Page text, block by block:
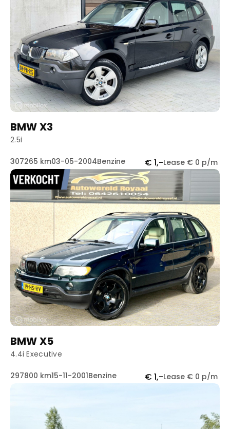
BMW X3
2.5i
307265 km03-05-2004Benzine € 1,-Lease € 0 p/m
BMW X5
4.4i Executive
297800 km15-11-2001Benzine € 1,-Lease € 0 p/m